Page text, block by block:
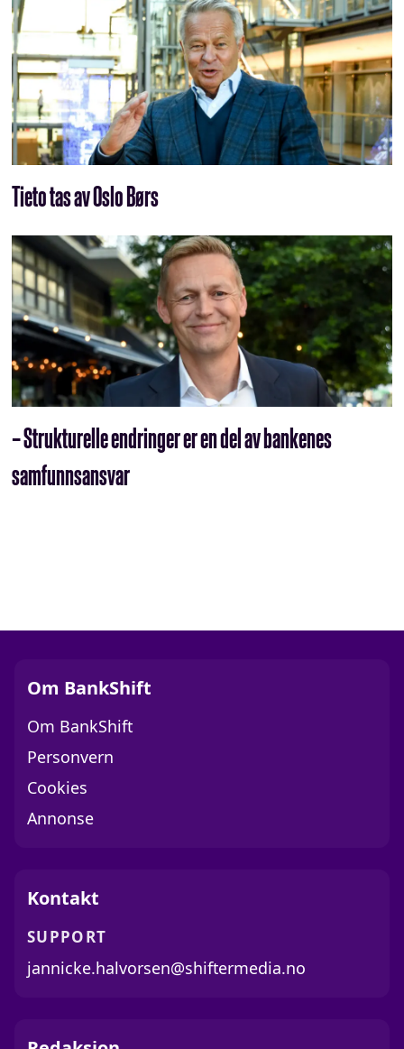
Tieto tas av Oslo Børs
– Strukturelle endringer er en del av bankenes
samfunnsansvar
Om BankShift
Om BankShift
Personvern
Cookies
Annonse
Kontakt
SUPPORT
jannicke.halvorsen@shiftermedia.no